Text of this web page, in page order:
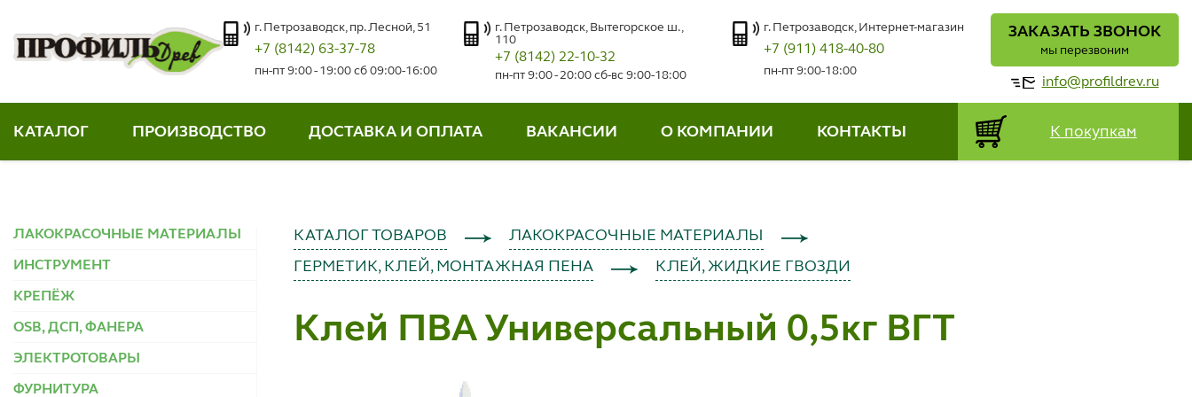
г. Петрозаводск, пр. Лесной, 51
+7 (8142) 63-37-78
пн-пт 9:00 - 19:00 сб 09:00-16:00
г. Петрозаводск, Вытегорское ш.,
110
+7 (8142) 22-10-32
пн-пт 9:00 - 20:00 сб-вс 9:00-18:00
г. Петрозаводск, Интернет-магазин
+7 (911) 418-40-80
пн-пт 9:00-18:00
ЗАКАЗАТЬ ЗВОНОК
мы перезвоним
info@profildrev.ru
КАТАЛОГ ПРОИЗВОДСТВО ДОСТАВКА И ОПЛАТА ВАКАНСИИ О КОМПАНИИ КОНТАКТЫ К покупкам
ЛАКОКРАСОЧНЫЕ МАТЕРИАЛЫ
ИНСТРУМЕНТ
КРЕПЁЖ
OSB, ДСП, ФАНЕРА
ЭЛЕКТРОТОВАРЫ
ФУРНИТУРА
КАТАЛОГ ТОВАРОВ
ЛАКОКРАСОЧНЫЕ МАТЕРИАЛЫ
ГЕРМЕТИК, КЛЕЙ, МОНТАЖНАЯ ПЕНА
КЛЕЙ, ЖИДКИЕ ГВОЗДИ
Клей ПВА Универсальный 0,5кг ВГТ